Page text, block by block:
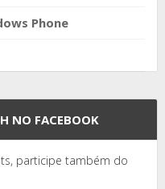
Phone
NO FACEBOOK
participe também do